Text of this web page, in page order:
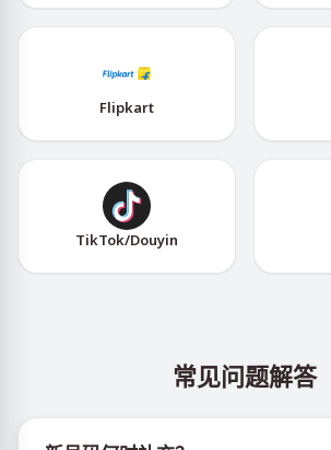
Flipkart
TikTok/Douyin
常见问题解答